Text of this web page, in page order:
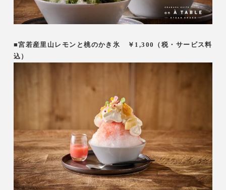
■宮若産里山レモンと桃のかき氷 ￥1,300（税・サービス料
込）